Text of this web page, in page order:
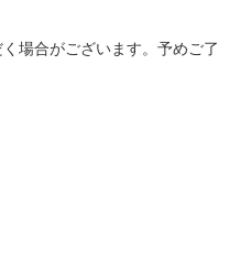
場合がございます。予めご了